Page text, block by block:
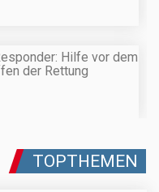
Hilfe vor dem
der Rettung
TOPTHEMEN